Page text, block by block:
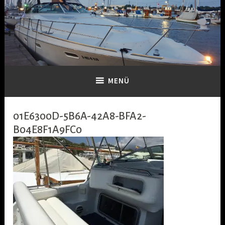
Zum
Inhalt
springen
MENÜ
01E6300D-5B6A-42A8-BFA2-
B04E8F1A9FC0